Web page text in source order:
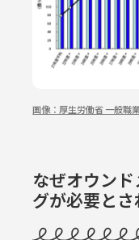
画像：厚生労働省 一般職
なぜオウン
グが必要と